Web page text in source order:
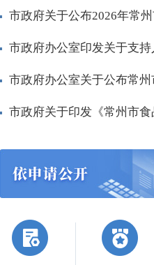
市政府关于公布2026年常
市政府办公室印发关于支持
市政府办公室关于公布常
市政府关于印发《常州市